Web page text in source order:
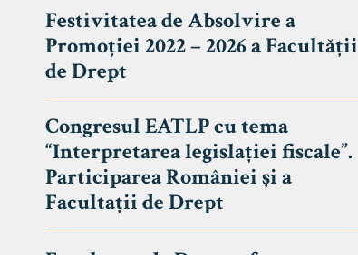
Festivitatea de Absolvire a
Promoției 2022 – 2026 a Facultății
de Drept
Congresul EATLP cu tema
“Interpretarea legislației fiscale”.
Participarea României și a
Facultații de Drept